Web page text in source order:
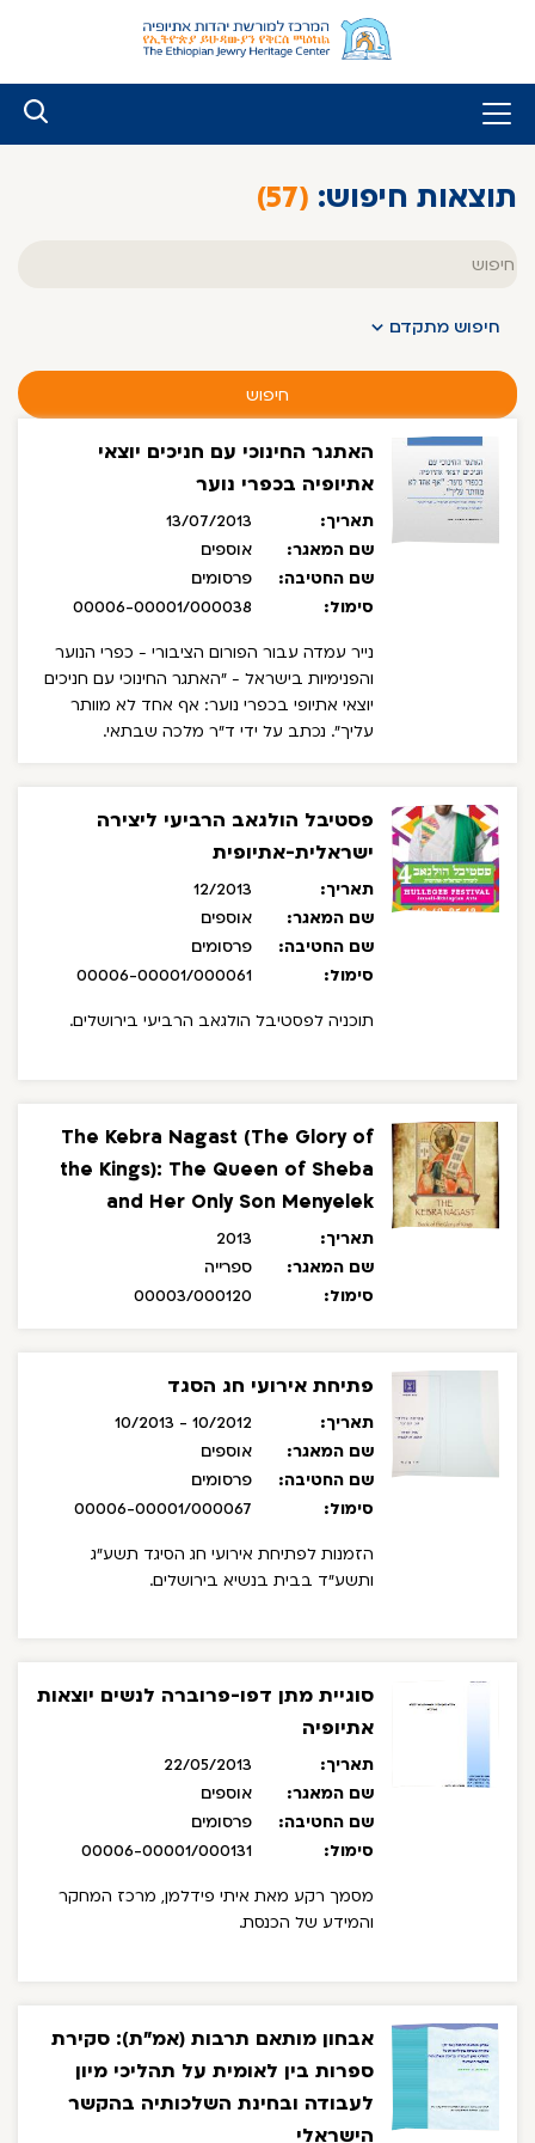
תוצאות חיפוש: (57)
חיפוש מתקדם
חיפוש
האתגר החינוכי עם חניכים יוצאי
אתיופיה בכפרי נוער
תאריך:
13/07/2013
שם המאגר:
אוספים
שם החטיבה:
פרסומים
סימול:
00006-00001/000038
נייר עמדה עבור הפורום הציבורי - כפרי הנוער
והפנימיות בישראל - "האתגר החינוכי עם חניכים
יוצאי אתיופי בכפרי נוער: אף אחד לא מוותר
עליך". נכתב על ידי ד"ר מלכה שבתאי.
פסטיבל הולגאב הרביעי ליצירה
ישראלית-אתיופית
תאריך:
12/2013
שם המאגר:
אוספים
שם החטיבה:
פרסומים
סימול:
00006-00001/000061
תוכניה לפסטיבל הולגאב הרביעי בירושלים.
The Kebra Nagast (The Glory of
the Kings): The Queen of Sheba
and Her Only Son Menyelek
תאריך:
2013
שם המאגר:
ספרייה
סימול:
00003/000120
פתיחת אירועי חג הסגד
תאריך:
10/2012 - 10/2013
שם המאגר:
אוספים
שם החטיבה:
פרסומים
סימול:
00006-00001/000067
הזמנות לפתיחת אירועי חג הסיגד תשע"ג
ותשע"ד בבית בנשיא בירושלים.
סוגיית מתן דפו-פרוברה לנשים יוצאות
אתיופיה
תאריך:
22/05/2013
שם המאגר:
אוספים
שם החטיבה:
פרסומים
סימול:
00006-00001/000131
מסמך רקע מאת איתי פידלמן, מרכז המחקר
והמידע של הכנסת.
אבחון מותאם תרבות (אמ"ת): סקירת
ספרות בין לאומית על תהליכי מיון
לעבודה ובחינת השלכותיה בהקשר
הישראלי